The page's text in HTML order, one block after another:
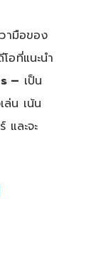
ามือของ
อที่แนะนำ
– เป็น
ล่น เน้น
และจะ